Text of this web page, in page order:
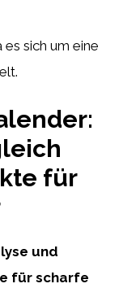
sich um eine
für
und
für scharfe